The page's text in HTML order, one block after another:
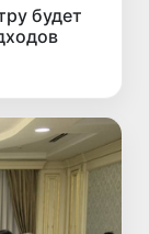
будет